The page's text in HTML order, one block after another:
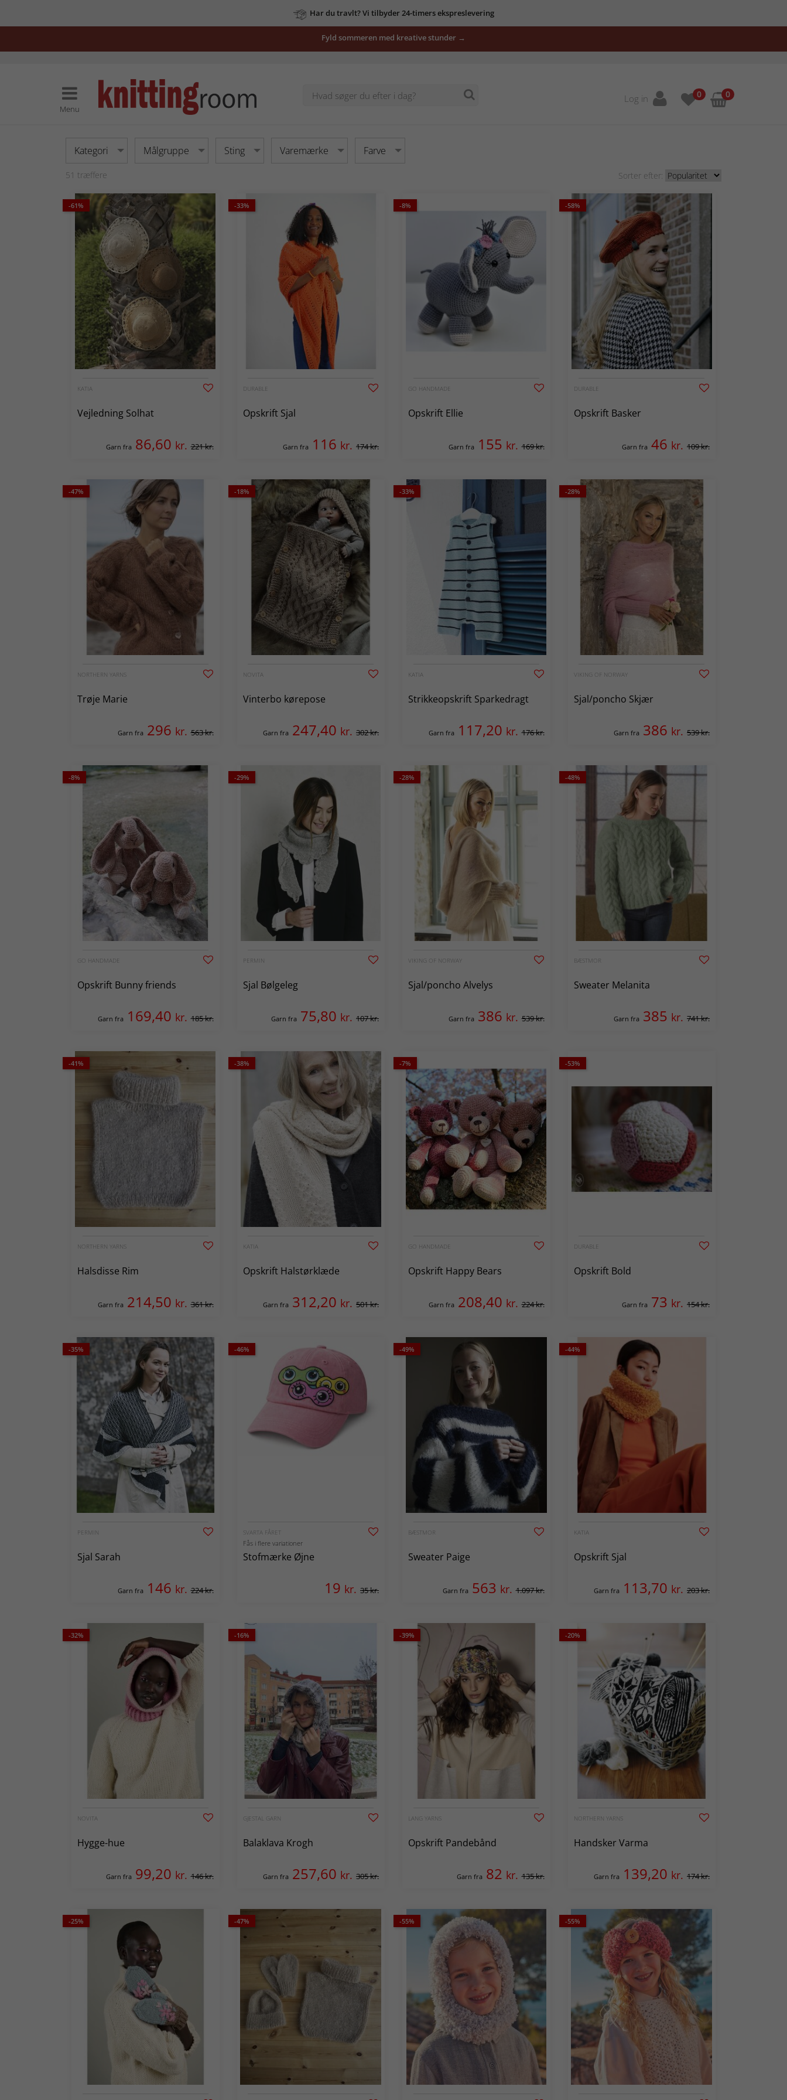
tilbud
Fyld sommeren med kreative stunder →
Menu
Log in 0 0
Kategori Målgruppe Sting Varemærke Farve
51 træffere Sorter efter:
-61%
KATIA
Vejledning Solhat
Garn fra 86,60 kr. 221 kr.
-33%
DURABLE
Opskrift Sjal
Garn fra 116 kr. 174 kr.
-8%
GO HANDMADE
Opskrift Ellie
Garn fra 155 kr. 169 kr.
-58%
DURABLE
Opskrift Basker
Garn fra 46 kr. 109 kr.
-47%
NORTHERN YARNS
Trøje Marie
Garn fra 296 kr. 563 kr.
-18%
NOVITA
Vinterbo kørepose
Garn fra 247,40 kr. 302 kr.
-33%
KATIA
Strikkeopskrift Sparkedragt
Garn fra 117,20 kr. 176 kr.
-28%
VIKING OF NORWAY
Sjal/poncho Skjær
Garn fra 386 kr. 539 kr.
-8%
GO HANDMADE
Opskrift Bunny friends
Garn fra 169,40 kr. 185 kr.
-29%
PERMIN
Sjal Bølgeleg
Garn fra 75,80 kr. 107 kr.
-28%
VIKING OF NORWAY
Sjal/poncho Alvelys
Garn fra 386 kr. 539 kr.
-48%
BÆSTMOR
Sweater Melanita
Garn fra 385 kr. 741 kr.
-41%
NORTHERN YARNS
Halsdisse Rim
Garn fra 214,50 kr. 361 kr.
-38%
KATIA
Opskrift Halstørklæde
Garn fra 312,20 kr. 501 kr.
-7%
GO HANDMADE
Opskrift Happy Bears
Garn fra 208,40 kr. 224 kr.
-53%
DURABLE
Opskrift Bold
Garn fra 73 kr. 154 kr.
-35%
PERMIN
Sjal Sarah
Garn fra 146 kr. 224 kr.
-46%
SVARTA FÅRET
Fås i flere variationer
Stofmærke Øjne
19 kr. 35 kr.
-49%
BÆSTMOR
Sweater Paige
Garn fra 563 kr. 1.097 kr.
-44%
KATIA
Opskrift Sjal
Garn fra 113,70 kr. 203 kr.
-32%
NOVITA
Hygge-hue
Garn fra 99,20 kr. 146 kr.
-16%
GJESTAL GARN
Balaklava Krogh
Garn fra 257,60 kr. 305 kr.
-39%
LANG YARNS
Opskrift Pandebånd
Garn fra 82 kr. 135 kr.
-20%
NORTHERN YARNS
Handsker Varma
Garn fra 139,20 kr. 174 kr.
-25% -47% -55% -55%